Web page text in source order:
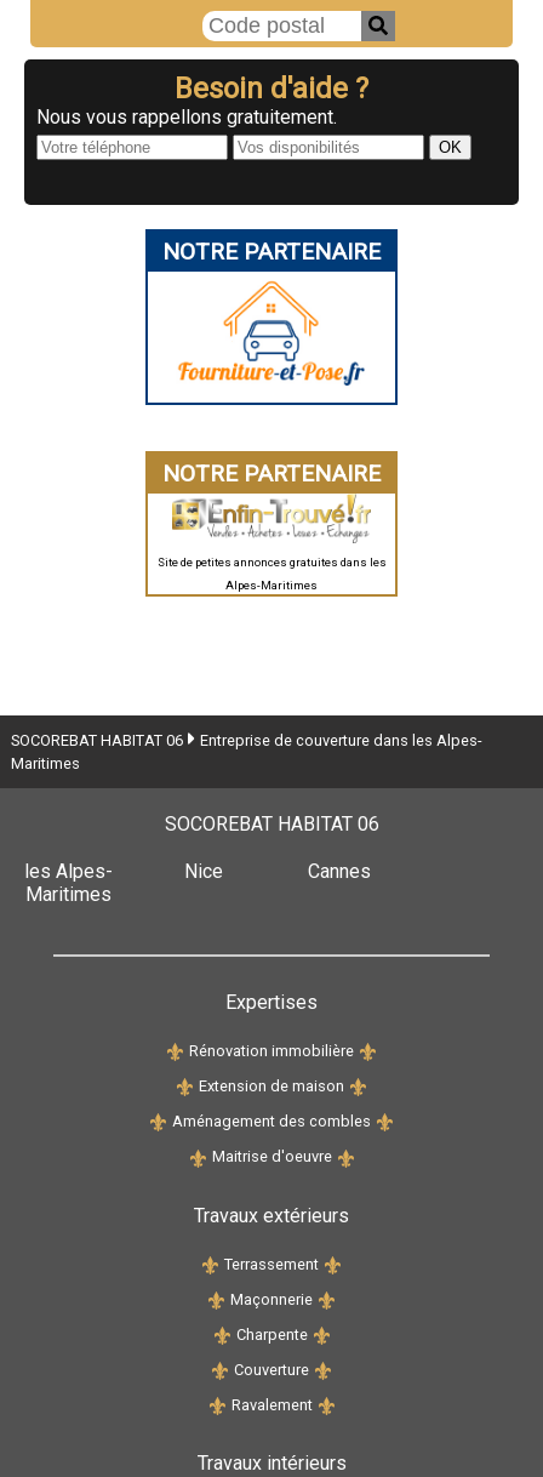
Besoin d'aide ?
Nous vous rappellons gratuitement.
NOTRE PARTENAIRE
NOTRE PARTENAIRE
Site de petites annonces gratuites dans les
Alpes-Maritimes
SOCOREBAT HABITAT 06
Entreprise de couverture dans les Alpes-
Maritimes
SOCOREBAT HABITAT 06
les Alpes-
Maritimes
Nice Cannes
Expertises
Rénovation immobilière
Extension de maison
Aménagement des combles
Maitrise d'oeuvre
Travaux extérieurs
Terrassement
Maçonnerie
Charpente
Couverture
Ravalement
Travaux intérieurs